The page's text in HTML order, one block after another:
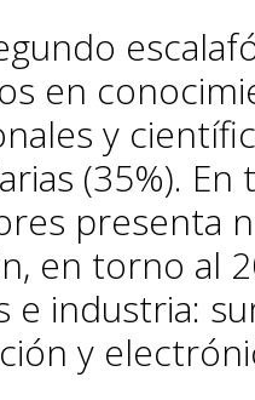
en
y
(35%).
presenta
en torno al
e industria:
y